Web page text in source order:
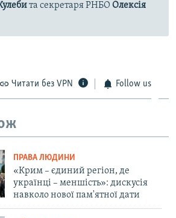
та секретаря РНБО Олексія
Читати без VPN Follow us
ПРАВА ЛЮДИНИ
«Крим – єдиний регіон, де
українці – меншість»: дискусія
навколо нової пам'ятної дати